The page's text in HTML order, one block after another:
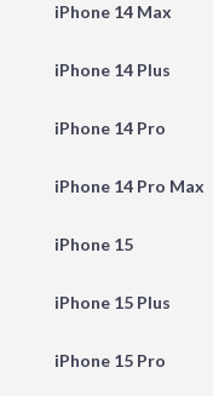
iPhone 14 Max
iPhone 14 Plus
iPhone 14 Pro
iPhone 14 Pro Max
iPhone 15
iPhone 15 Plus
iPhone 15 Pro